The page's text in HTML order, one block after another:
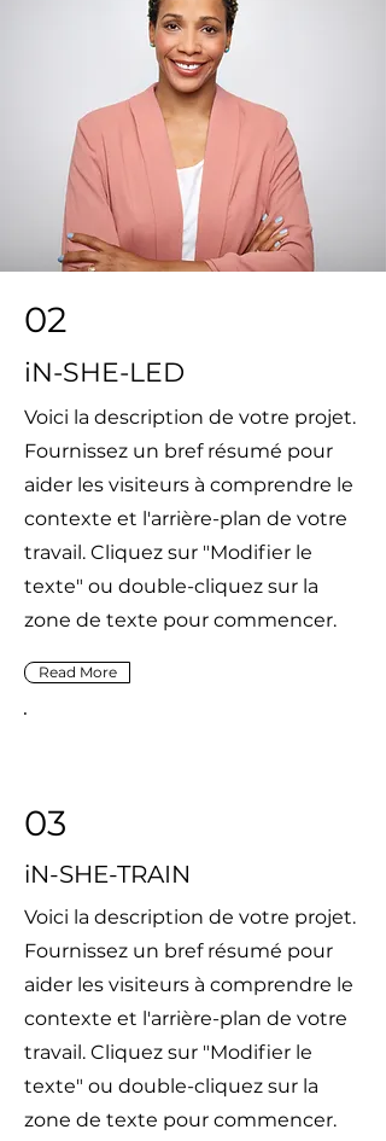
02
iN-SHE-LED
Voici la description de votre projet.
Fournissez un bref résumé pour
aider les visiteurs à comprendre le
contexte et l'arrière-plan de votre
travail. Cliquez sur "Modifier le
texte" ou double-cliquez sur la
zone de texte pour commencer.
Read More
03
iN-SHE-TRAIN
Voici la description de votre projet.
Fournissez un bref résumé pour
aider les visiteurs à comprendre le
contexte et l'arrière-plan de votre
travail. Cliquez sur "Modifier le
texte" ou double-cliquez sur la
zone de texte pour commencer.